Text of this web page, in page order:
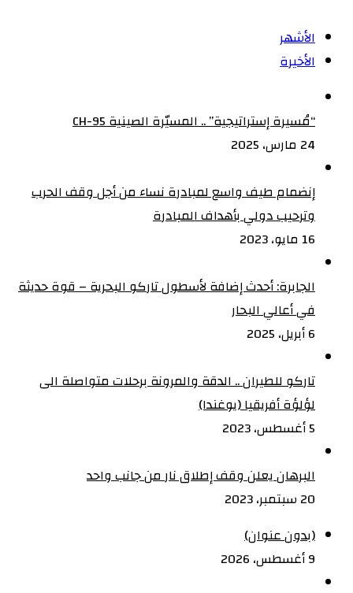
الأشهر
الأخيرة
“مُسيرة إستراتيجية” .. المسيّرة الصينية CH-95
24 مارس، 2025
إنضمام طيف واسع لمبادرة نساء من أجل وقف الحرب
وترحيب دولي بأهداف المبادرة
16 مايو، 2023
الجابرة: أحدث إضافة لأسطول تاركو البحرية – قوة حديثة
في أعالي البحار
6 أبريل، 2025
تاركو للطيران .. الدقة والمرونة برحلات متواصلة الى
لؤلؤة أفريقيا (يوغندا)
5 أغسطس، 2023
البرهان يعلن وقف إطلاق نار من جانب واحد
20 سبتمبر، 2023
(بدون عنوان)
9 أغسطس، 2026